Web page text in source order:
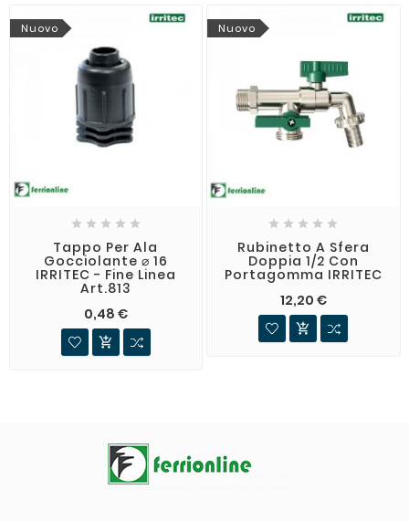
Nuovo
    
Tappo Per Ala
Gocciolante ⌀ 16
IRRITEC - Fine Linea
Art.813
0,48 €

Nuovo
    
Rubinetto A Sfera
Doppia 1/2 Con
Portagomma IRRITEC
12,20 €
